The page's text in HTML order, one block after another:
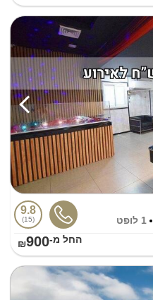
1 לופט
9.8
15
החל מ-₪900